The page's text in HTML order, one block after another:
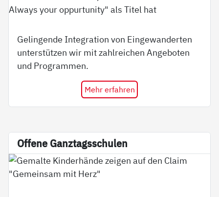
Gelingende Integration von Eingewanderten
unterstützen wir mit zahlreichen Angeboten
und Programmen.
Mehr erfahren
Of­fe­ne Ganz­tags­schu­len